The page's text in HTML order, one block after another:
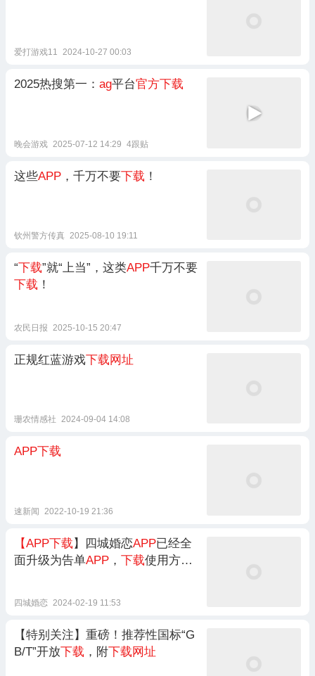
爱打游戏11 2024-10-27 00:03
2025热搜第一： ag平台官方下载
晚会游戏 2025-07-12 14:29 4跟贴
这些APP ，千万不要下载 ！
钦州警方传真 2025-08-10 19:11
“下载”就“上当”，这类APP千万不要
下载 ！
农民日报 2025-10-15 20:47
正规红蓝游戏下载网址
珊农情感社 2024-09-04 14:08
APP下载
速新闻 2022-10-19 21:36
【APP下载 】四城婚恋APP已经全
面升级为告单APP ， 下载使用方法
四城婚恋 2024-02-19 11:53
【特别关注】重磅！推荐性国标“G
B/T”开放下载 ，附下载网址